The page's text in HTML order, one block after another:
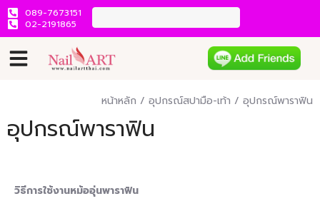
089-7673151
02-2191865
หน้าหลัก / อุปกรณ์สปามือ-เท้า / อุปกรณ์พาราฟิน
อุปกรณ์พาราฟิน
วิธีการใช้งานหม้ออุ่นพาราฟิน